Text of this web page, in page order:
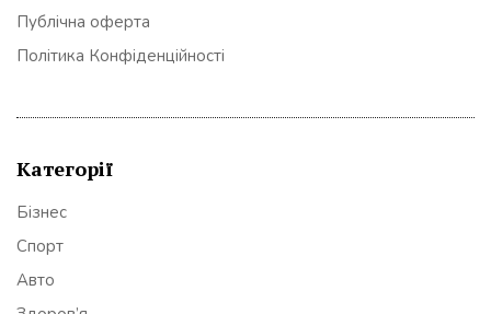
Публічна оферта
Політика Конфіденційності
Категорії
Бізнес
Спорт
Авто